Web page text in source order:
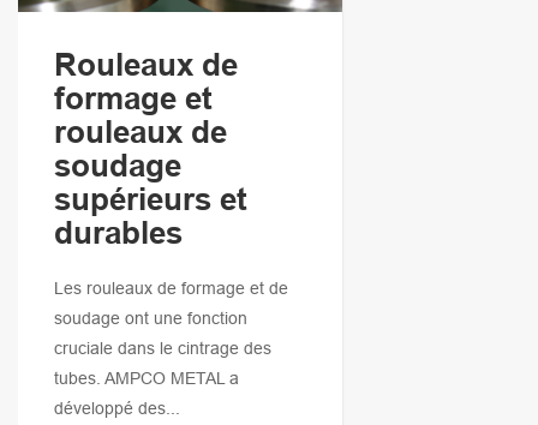
Rouleaux de
formage et
rouleaux de
soudage
supérieurs et
durables
Les rouleaux de formage et de
soudage ont une fonction
cruciale dans le cintrage des
tubes. AMPCO METAL a
développé des...